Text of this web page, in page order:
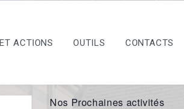
ACTIONS OUTILS CONTACTS
Nos Prochaines activités